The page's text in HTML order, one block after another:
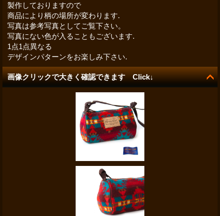
製作しておりますので
商品により柄の場所が変わります.
写真は参考写真としてご覧下さい。
写真にない色が入ることもございます.
1点1点異なる
デザインパターンをお楽しみ下さい.
画像クリックで大きく確認できます Click↓